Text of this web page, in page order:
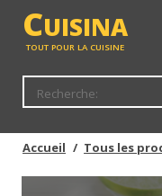
CUISINA
TOUT POUR LA CUISINE
Accueil Tous les